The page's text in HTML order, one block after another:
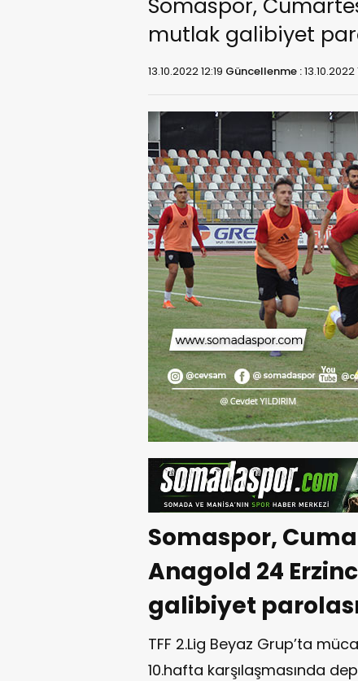
Somaspor,
mutlak galibiyet
13.10.2022 12:19 Güncellenme :13.10.2022
Somaspor,
Anagold 24
galibiyet
TFF 2.Lig Beyaz Grup’ta
10.hafta karşılaşmasında